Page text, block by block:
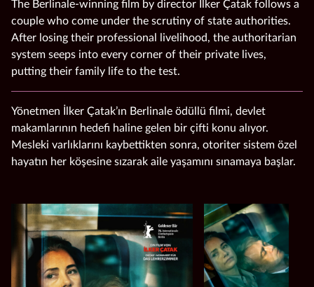
The Berlinale-winning film by director İlker Çatak follows a
couple who come under the scrutiny of state authorities.
After losing their professional livelihood, the authoritarian
system seeps into every corner of their private lives,
putting their family life to the test.
Yönetmen İlker Çatak’ın Berlinale ödüllü filmi, devlet
makamlarının hedefi haline gelen bir çifti konu alıyor.
Mesleki varlıklarını kaybettikten sonra, otoriter sistem özel
hayatın her köşesine sızarak aile yaşamını sınamaya başlar.